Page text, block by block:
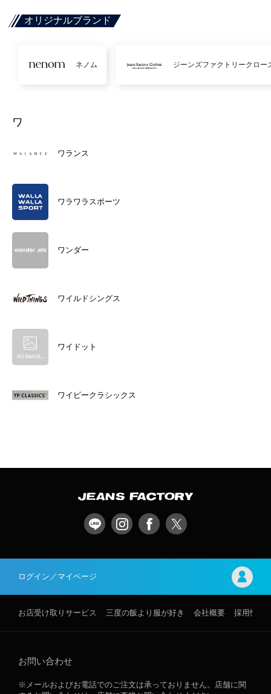
オリジナルブランド
ネノム ジーンズファクトリークロー
ワ
ワランス
ワラワラスポーツ
ワンダー
ワイルドシングス
ワイドット
ワイピークラシックス
ログイン／マイページ
お店受け取りサービス 三度の飯より服が好き 会社概要 採用情報
お問い合わせ
※メールおよびお電話でのご注文は承っておりません。店舗に関